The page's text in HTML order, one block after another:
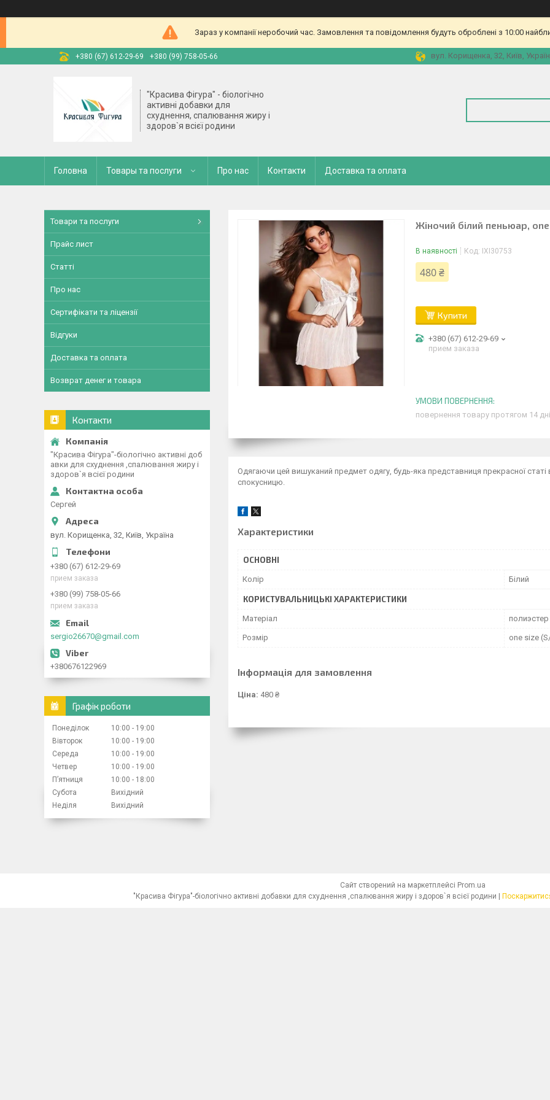
Зараз у компанії неробочий час. Замовлення та повідомлення будуть оброблені з 10:00
+380 (67) 612-29-69 +380 (99) 758-05-66 вул. Корищенка, 32, Київ,
"Красива Фігура" - біологічно
активні добавки для
схуднення, спалювання жиру і
здоров`я всієї родини
Головна Товары та послуги Про нас Контакти Доставка та оплата
Жіночий білий пеньюар,
В наявності Код: IXI30753
480 ₴
Купити
+380 (67) 612-29-69
прием заказа
повернення товару протягом 14
Одягаючи цей вишуканий предмет одягу, будь-яка представниця прекрасної
спокусницю.
Характеристики
ОСНОВНІ
Колір Білий
КОРИСТУВАЛЬНИЦЬКІ ХАРАКТЕРИСТИКИ
Матеріал полиэстер
Розмір one size
Інформація для замовлення
Ціна: 480 ₴
Товари та послуги
Прайс лист
Статті
Про нас
Сертифікати та ліцензії
Відгуки
Доставка та оплата
Возврат денег и товара
Контакти
"Красива Фігура"-біологічно активні доб
авки для схуднення ,спалювання жиру і
здоров`я всієї родини
Сергей
вул. Корищенка, 32, Київ, Україна
+380 (67) 612-29-69
прием заказа
+380 (99) 758-05-66
прием заказа
sergio26670@gmail.com
+380676122969
Графік роботи
Понеділок 10:00
19:00
Вівторок
10:00
19:00
Середа
10:00
19:00
Четвер
10:00
19:00
Пʼятниця
10:00
18:00
Субота
Вихідний
Неділя
Вихідний
Сайт створений на маркетплейсі Prom.ua
"Красива Фігура"-біологічно активні добавки для схуднення ,спалювання жиру і здоров`я всієї родини |